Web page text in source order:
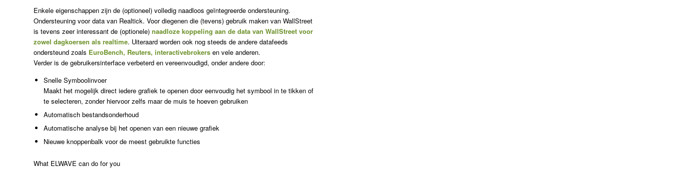
Enkele eigenschappen zijn de (optioneel) volledig naadloos geïntegreerde ondersteuning.
Ondersteuning voor data van Realtick. Voor diegenen die (tevens) gebruik maken van WallStreet
is tevens zeer interessant de (optionele) naadloze koppeling aan de data van WallStreet voor
zowel dagkoersen als realtime. Uiteraard worden ook nog steeds de andere datafeeds
ondersteund zoals EuroBench, Reuters, interactivebrokers en vele anderen.
Verder is de gebruikersinterface verbeterd en vereenvoudigd, onder andere door:
Snelle Symboolinvoer
Maakt het mogelijk direct iedere grafiek te openen door eenvoudig het symbool in te tikken of
te selecteren, zonder hiervoor zelfs maar de muis te hoeven gebruiken
Automatisch bestandsonderhoud
Automatische analyse bij het openen van een nieuwe grafiek
Nieuwe knoppenbalk voor de meest gebruikte functies
What ELWAVE can do for you